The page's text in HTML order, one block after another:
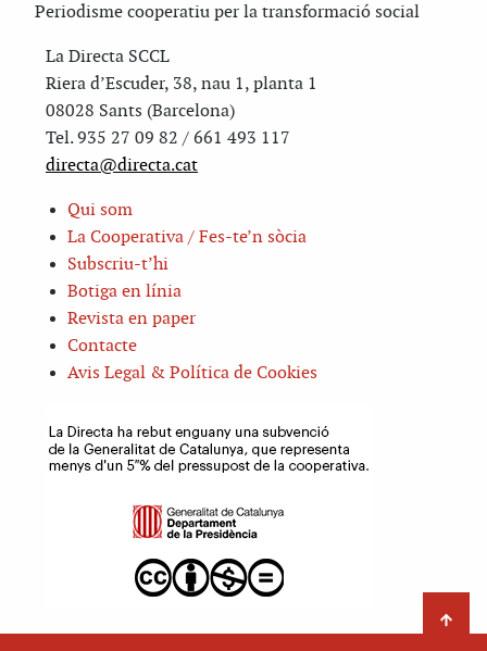
Periodisme cooperatiu per la transformació social
La Directa SCCL
Riera d’Escuder, 38, nau 1, planta 1
08028 Sants (Barcelona)
Tel. 935 27 09 82 / 661 493 117
directa@directa.cat
Qui som
La Cooperativa / Fes-te’n sòcia
Subscriu-t’hi
Botiga en línia
Revista en paper
Contacte
Avis Legal & Política de Cookies